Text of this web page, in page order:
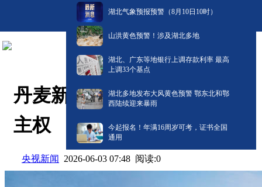
湖北气象预报预警（8月10日10时）
山洪黄色预警！涉及湖北多地
湖北、广东等地银行上调存款利率 最高
上调33个基点
湖北多地发布大风黄色预警 鄂东北和鄂
西陆续迎来暴雨
今起报名！年满16周岁可考，证书全国
通用
丹麦新政府：坚守格陵兰岛
主权
央视新闻 2026-06-03 07:48 阅读:0